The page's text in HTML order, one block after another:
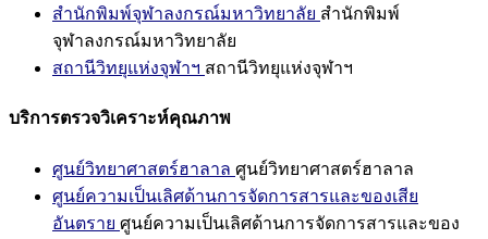
สำนักพิมพ์จุฬาลงกรณ์มหาวิทยาลัย สำนักพิมพ์
จุฬาลงกรณ์มหาวิทยาลัย
สถานีวิทยุแห่งจุฬาฯ สถานีวิทยุแห่งจุฬาฯ
บริการตรวจวิเคราะห์คุณภาพ
ศูนย์วิทยาศาสตร์ฮาลาล ศูนย์วิทยาศาสตร์ฮาลาล
ศูนย์ความเป็นเลิศด้านการจัดการสารและของเสีย
อันตราย ศูนย์ความเป็นเลิศด้านการจัดการสารและของ